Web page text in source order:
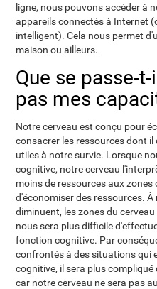
ligne, nous pouvons accéder à
appareils connectés à Internet
intelligent). Cela nous permet
maison ou ailleurs.
Que se passe-
pas mes
Notre cerveau est conçu pour
consacrer les ressources dont
utiles à notre survie. Lorsque
cognitive, notre cerveau
moins de ressources aux zones
d'économiser des ressources.
diminuent, les zones du
nous sera plus difficile
fonction cognitive. Par
confrontés à des situations qui
cognitive, il sera plus
car notre cerveau ne sera pas